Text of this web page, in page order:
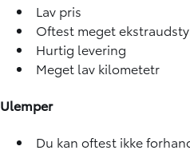
Lav pris
Oftest meget
Hurtig levering
Meget lav kilometetr
Ulemper
Du kan oftest ikke